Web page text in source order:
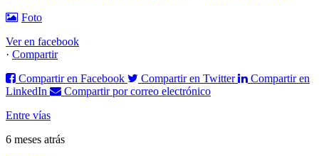
Foto
Ver en facebook
· Compartir
Compartir en Facebook
Compartir en Twitter
Compartir en
LinkedIn
Compartir por correo electrónico
Entre vías
6 meses atrás